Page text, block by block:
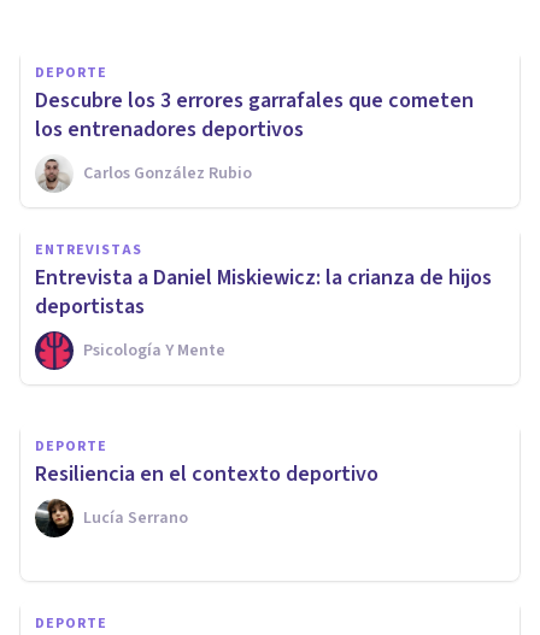
DEPORTE
Descubre los 3 errores garrafales que cometen
los entrenadores deportivos
Carlos González Rubio
ENTREVISTAS
Entrevista a Daniel Miskiewicz: la crianza de hijos
deportistas
Psicología Y Mente
140 frases deportivas para
hacer ejercicio con motivación
Arturo Torres
DEPORTE
Resiliencia en el contexto deportivo
Lucía Serrano
DEPORTE